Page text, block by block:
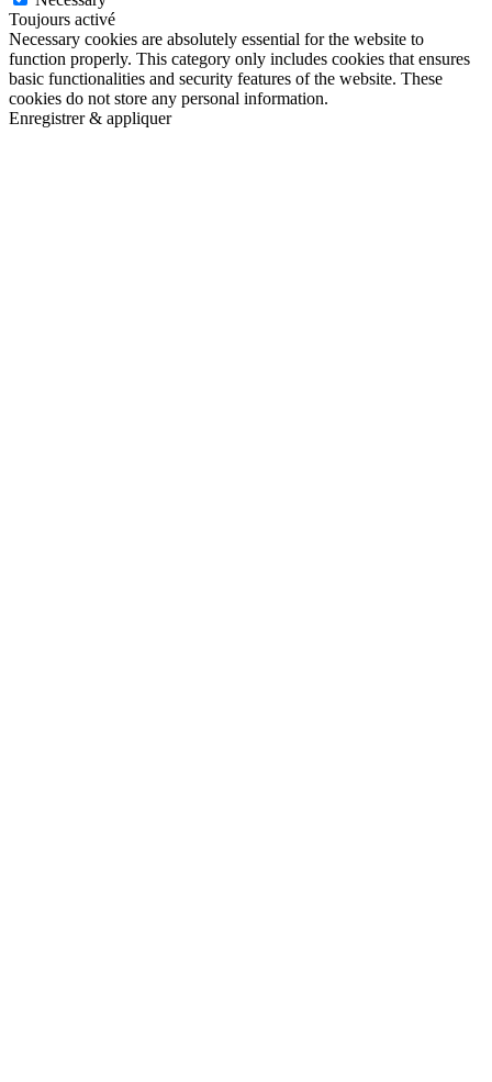
Toujours activé
Necessary cookies are absolutely essential for the website to
function properly. This category only includes cookies that ensures
basic functionalities and security features of the website. These
cookies do not store any personal information.
Enregistrer & appliquer